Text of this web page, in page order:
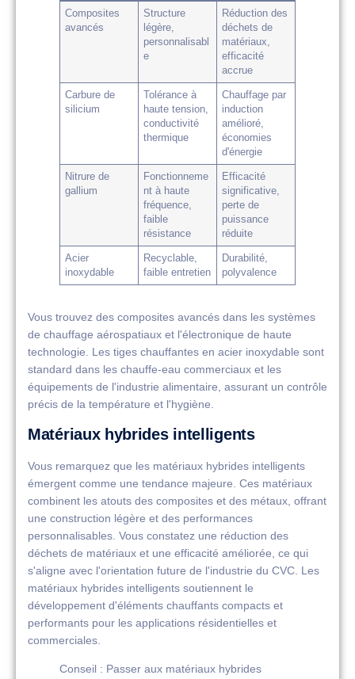
Composites
avancés
Structure
légère,
personnalisabl
e
Réduction des
déchets de
matériaux,
efficacité
accrue
Carbure de
silicium
Tolérance à
haute tension,
conductivité
thermique
Chauffage par
induction
amélioré,
économies
d'énergie
Nitrure de
gallium
Fonctionneme
nt à haute
fréquence,
faible
résistance
Efficacité
significative,
perte de
puissance
réduite
Acier
inoxydable
Recyclable,
faible entretien
Durabilité,
polyvalence
Vous trouvez des composites avancés dans les systèmes
de chauffage aérospatiaux et l'électronique de haute
technologie. Les tiges chauffantes en acier inoxydable sont
standard dans les chauffe-eau commerciaux et les
équipements de l'industrie alimentaire, assurant un contrôle
précis de la température et l'hygiène.
Matériaux hybrides intelligents
Vous remarquez que les matériaux hybrides intelligents
émergent comme une tendance majeure. Ces matériaux
combinent les atouts des composites et des métaux, offrant
une construction légère et des performances
personnalisables. Vous constatez une réduction des
déchets de matériaux et une efficacité améliorée, ce qui
s'aligne avec l'orientation future de l'industrie du CVC. Les
matériaux hybrides intelligents soutiennent le
développement d'éléments chauffants compacts et
performants pour les applications résidentielles et
commerciales.
Conseil : Passer aux matériaux hybrides